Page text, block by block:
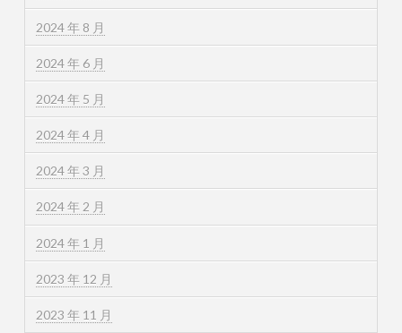
2024 年 8 月
2024 年 6 月
2024 年 5 月
2024 年 4 月
2024 年 3 月
2024 年 2 月
2024 年 1 月
2023 年 12 月
2023 年 11 月